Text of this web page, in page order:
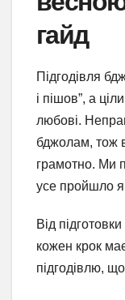
гайд
Підгодівля
і пішов”, а
любові.
бджолам, тож
грамотно. Ми
усе пройшло
Від
кожен крок
підгодівлю,